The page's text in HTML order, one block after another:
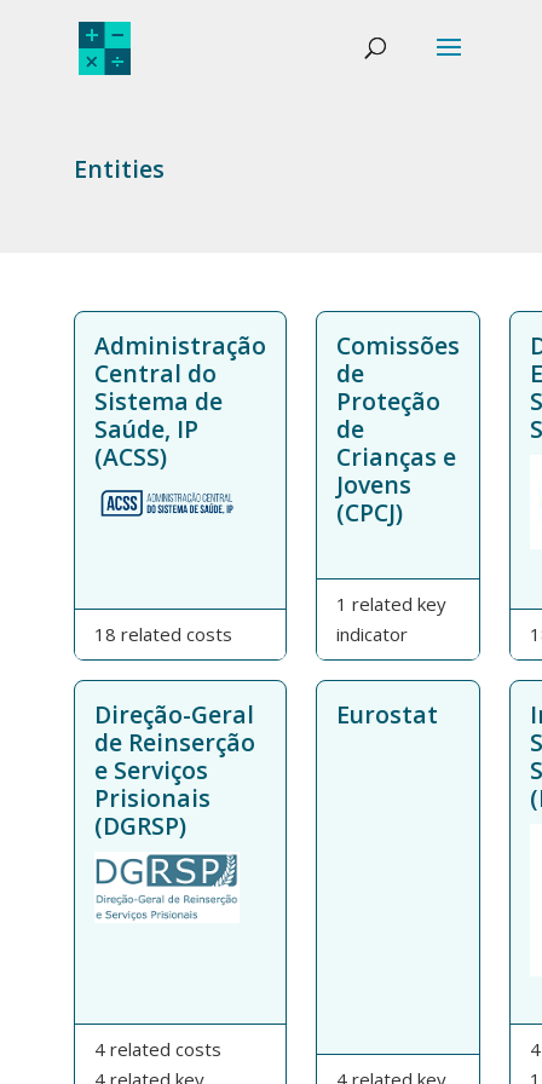
Entities
Administração
Central do
Sistema de
Saúde, IP
(ACSS)
18 related costs
Comissões
de
Proteção
de
Crianças e
Jovens
(CPCJ)
1 related key
indicator
Direção-Geral
de Reinserção
e Serviços
Prisionais
(DGRSP)
4 related costs
Eurostat